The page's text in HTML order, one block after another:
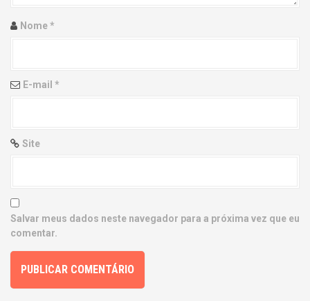
i
n
Nome*
E-mail *
Site
Salvar meus dados neste navegador para a próxima vez que eu
comentar.